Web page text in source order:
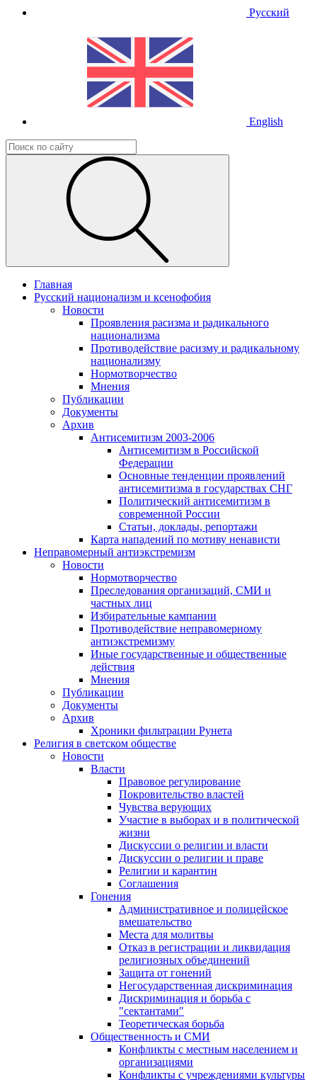
Русский
English
Главная
Русский национализм и ксенофобия
Новости
Проявления расизма и радикального
национализма
Противодействие расизму и радикальному
национализму
Нормотворчество
Мнения
Публикации
Документы
Архив
Антисемитизм 2003-2006
Антисемитизм в Российской
Федерации
Основные тенденции проявлений
антисемитизма в государствах СНГ
Политический антисемитизм в
современной России
Статьи, доклады, репортажи
Карта нападений по мотиву ненависти
Неправомерный антиэкстремизм
Новости
Нормотворчество
Преследования организаций, СМИ и
частных лиц
Избирательные кампании
Противодействие неправомерному
антиэкстремизму
Иные государственные и общественные
действия
Мнения
Публикации
Документы
Архив
Хроники фильтрации Рунета
Религия в светском обществе
Новости
Власти
Правовое регулирование
Покровительство властей
Чувства верующих
Участие в выборах и в политической
жизни
Дискуссии о религии и власти
Дискуссии о религии и праве
Религии и карантин
Соглашения
Гонения
Административное и полицейское
вмешательство
Места для молитвы
Отказ в регистрации и ликвидация
религиозных объединений
Защита от гонений
Негосударственная дискриминация
Дискриминация и борьба с
"сектантами"
Теоретическая борьба
Общественность и СМИ
Конфликты с местным населением и
организациями
Конфликты с учреждениями культуры